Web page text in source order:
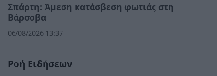
Σπάρτη: Άμεση κατάσβεση φωτιάς στη
Βάρσοβα
06/08/2026 13:37
Ροή Ειδήσεων